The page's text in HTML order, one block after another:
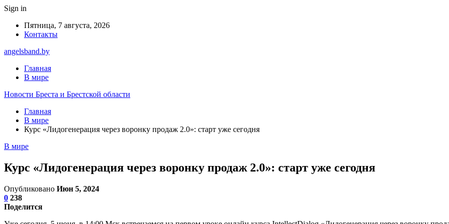
Sign in
Пятница, 7 августа, 2026
Контакты
angelsband.by
Главная
В мире
Новости Бреста и Брестской области
Главная
В мире
Курс «Лидогенерация через воронку продаж 2.0»: старт уже сегодня
В мире
Курс «Лидогенерация через воронку продаж 2.0»: старт уже сегодня
Опубликовано Июн 5, 2024
0 238
Поделится